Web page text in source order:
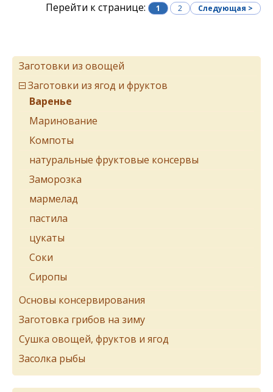
Перейти к странице:
1 2 Следующая >
Заготовки из овощей
Заготовки из ягод и фруктов
Варенье
Маринование
Компоты
натуральные фруктовые консервы
Заморозка
мармелад
пастила
цукаты
Соки
Сиропы
Основы консервирования
Заготовка грибов на зиму
Сушка овощей, фруктов и ягод
Засолка рыбы